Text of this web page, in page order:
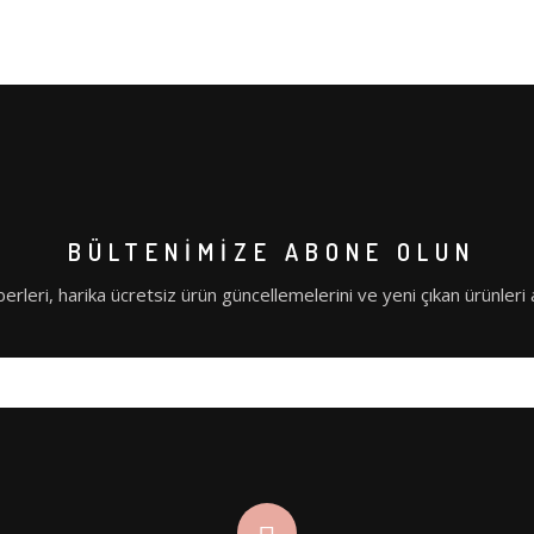
BÜLTENIMIZE ABONE OLUN
harika ücretsiz ürün güncellemelerini ve yeni çıkan ürünleri